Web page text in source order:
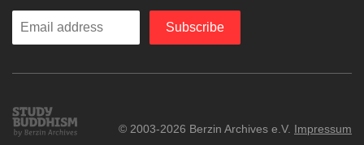
Enter
Subscribe
Study
Buddhism
© 2003-2026 Berzin Archives e.V. Impressum